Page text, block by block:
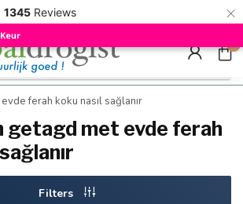
1345 Reviews ×
ab Mindestbestellwert | Minimum
Hızlı
0
evde ferah koku nasıl sağlanır
getagd met evde ferah
Filters